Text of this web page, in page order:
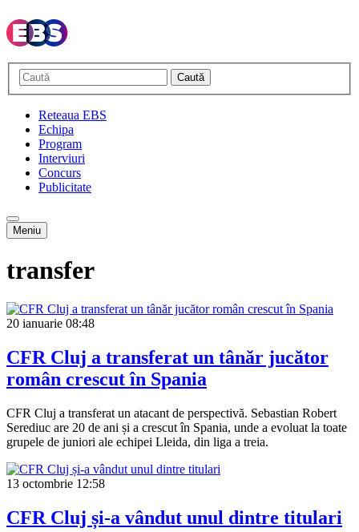
Caută
Reteaua EBS
Echipa
Program
Interviuri
Concurs
Publicitate
Meniu
transfer
20 ianuarie 08:48
CFR Cluj a transferat un tânăr jucător
român crescut în Spania
CFR Cluj a transferat un atacant de perspectivă. Sebastian Robert
Serediuc are 20 de ani și a crescut în Spania, unde a evoluat la toate
grupele de juniori ale echipei Lleida, din liga a treia.
13 octombrie 12:58
CFR Cluj și-a vândut unul dintre titulari